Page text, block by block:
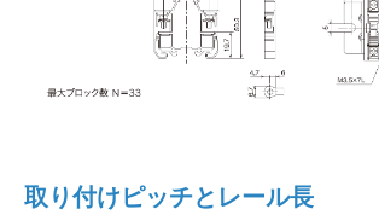
取り付けピッチとレール長